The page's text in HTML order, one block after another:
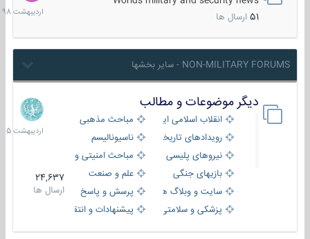
51 ارسال ها
1398
NON-MILITARY FORUMS - سایر بخشها
دیگر موضوعات و مطالب
انقلاب اسلامی ایران
مباحث مذهبی
رویدادهای تاریخی و مذهبیناسیونالیسم
نیروهای پلیسی
مباحث امنیتی و اطلاعاتی
بازیهای جنگی
علم و صنعت
سایت و وبلاگ ها
پرسش و پاسخ
پزشکی و سلامتی
پیشنهادات و انتقادات
24,637
ارسال ها
8
1405